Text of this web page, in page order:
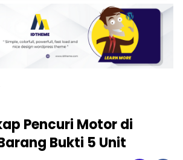
Pencuri Motor di
Bukti 5 Unit